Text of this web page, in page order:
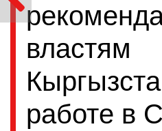
властям
работе в